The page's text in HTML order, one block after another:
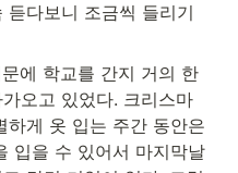
다보니 조금씩 들리기
에 학교를 간지 거의 한
오고 있었다. 크리스마
하게 옷 입는 주간 동안은
입을 수 있어서 마지막날